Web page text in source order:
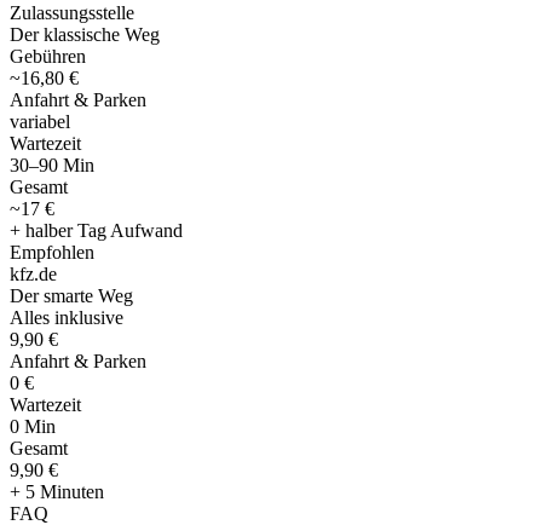
Zulassungsstelle
Der klassische Weg
Gebühren
~16,80 €
Anfahrt & Parken
variabel
Wartezeit
30–90 Min
Gesamt
~17 €
+ halber Tag Aufwand
Empfohlen
kfz.de
Der smarte Weg
Alles inklusive
9,90 €
Anfahrt & Parken
0 €
Wartezeit
0 Min
Gesamt
9,90 €
+ 5 Minuten
FAQ